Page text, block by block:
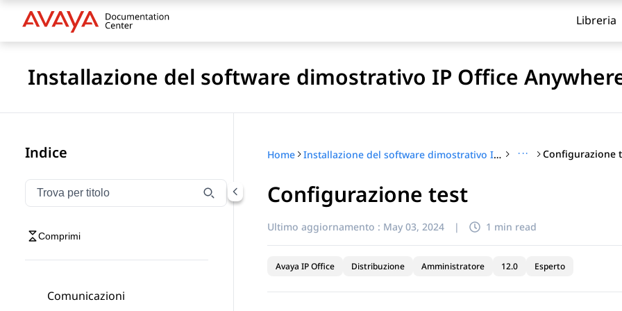
Libreria
Installazione del software dimostrativo IP Office
Indice
Filtra la navigazione per titolo
Digitare per filtrare gli elementi di navigazione per titolo
Comprimi
Comunicazioni
Home Installazione del software dimostrativo IP Office Anywhere ··· Configurazione
Configurazione test
Ultimo aggiornamento : May 03, 2024 | 1 min read
Avaya IP Office Distribuzione Amministratore 12.0 Esperto